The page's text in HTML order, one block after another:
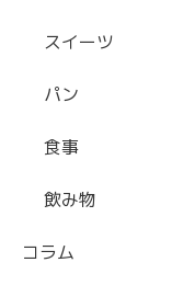
スイーツ
パン
食事
飲み物
コラム